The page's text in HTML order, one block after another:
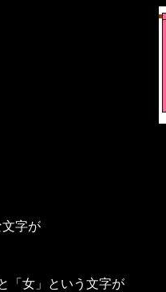
字が
「女」という文字が